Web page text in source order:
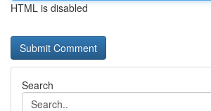
HTML is disabled
Search